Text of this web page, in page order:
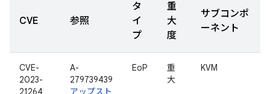
CVE 参照
タ
イ
プ
重
大
度
サブコンポ
ーネント
CVE-
2023-
21264
A-
279739439
アップスト
EoP
重
大
KVM